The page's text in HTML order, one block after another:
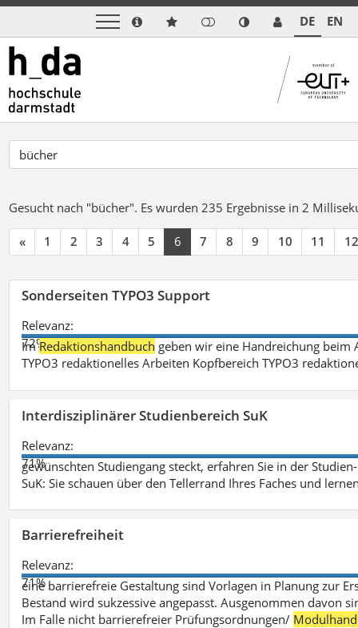
DE EN
Gesucht nach "bücher". Es wurden 235 Ergebnisse in 2
« 1 2 3 4 5 6 7 8 9 10 11 12
Sonderseiten TYPO3 Support
Relevanz:
72%
ImRedaktionshandbuch geben wir eine Handreichung beim
TYPO3 redaktionelles Arbeiten Kopfbereich TYPO3
Interdisziplinärer Studienbereich SuK
Relevanz:
71%
gewünschten Studiengang steckt, erfahren Sie in der
SuK: Sie schauen über den Tellerrand Ihres Faches und
Barrierefreiheit
Relevanz:
71%
eine barrierefreie Gestaltung sind Vorlagen in Planung zur
Bestand wird sukzessive angepasst. Ausgenommen davon
Im Falle nicht barrierefreier Prüfungsordnungen/